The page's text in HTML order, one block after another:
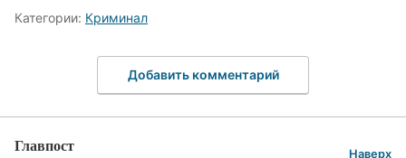
Категории: Криминал
Добавить комментарий
Главпост Наверх